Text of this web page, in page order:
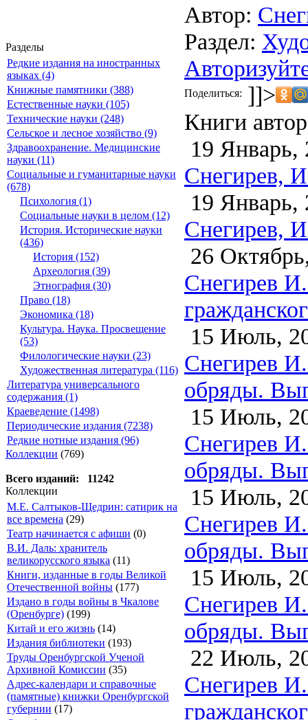
Разделы
Редкие издания на иностранных
языках (4)
Книжные памятники (388)
Естественные науки (105)
Технические науки (248)
Сельское и лесное хозяйство (9)
Здравоохранение. Медицинские
науки (11)
Социальные и гуманитарные науки
(678)
Психология (1)
Социальные науки в целом (12)
История. Исторические науки
(436)
История (152)
Археология (39)
Этнография (30)
Право (18)
Экономика (18)
Культура. Наука. Просвещение
(53)
Филологические науки (23)
Художественная литература (116)
Литература универсального
содержания (1)
Краеведение (1498)
Периодические издания (7238)
Редкие нотные издания (96)
Коллекции (769)
Всего изданий: 11242
Коллекции
М.Е. Салтыков-Щедрин: сатирик на
все времена (29)
Театр начинается с афиши (0)
В.И. Даль: хранитель
великорусского языка (11)
Книги, изданные в годы Великой
Отечественной войны (177)
Издано в годы войны в Чкалове
(Оренбурге) (199)
Китай и его жизнь (14)
Издания библиотеки (193)
Труды Оренбургской Ученой
Архивной Комиссии (35)
Адрес-календари и справочные
(памятные) книжки Оренбургской
губернии (17)
Автор:
Раздел:
Поделиться: ]]>
Книги
19 Январь,
Снегирев,
19 Январь,
Снегирев,
26
Снегирев
15 Июль,
Снегирев
обряды.
15 Июль,
Снегирев
обряды.
15 Июль,
Снегирев
обряды.
15 Июль,
Снегирев
обряды.
22 Июль,
Снегирев